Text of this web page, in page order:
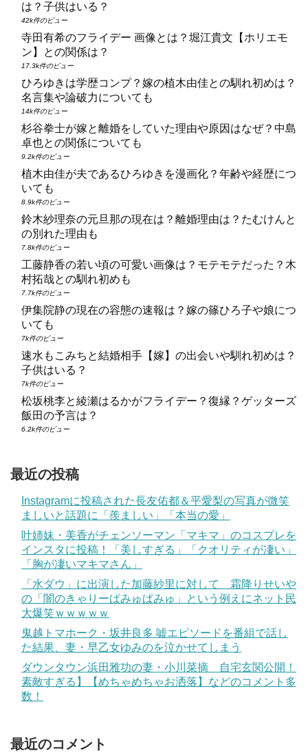
は？子供はいる？
42k件のビュー
寺田有希のフライデー 画像とは？堀江貴文【ホリエモ
ン】との関係は？
17.3k件のビュー
ひろゆきは学歴コンプ？嫁の植木由佳との馴れ初めは？
名言集や論破力についても
14k件のビュー
杉谷拳士が嫁と離婚をしていた理由や原因はなぜ？中島
卓也との関係についても
9.2k件のビュー
植木由佳が夫であるひろゆきを漫画化？年齢や経歴につ
いても
8.9k件のビュー
鈴木紗理奈の元旦那の現在は？離婚理由は？たむけんと
の別れた理由も
7.8k件のビュー
工藤静香の若い頃の可愛い画像は？モテモテだった？木
村拓哉との馴れ初めも
7.7k件のビュー
伊集院静の現在の容態の速報は？嫁の篠ひろ子や娘につ
いても
7k件のビュー
速水もこみちと結婚相手【嫁】の出会いや馴れ初めは？
子供はいる？
7k件のビュー
松坂桃李と綾瀬はるかがフライデー？復縁？ゲッターズ
飯田の予言は？
6.2k件のビュー
最近の投稿
Instagramに投稿された長友佑都＆平愛梨の写真が微笑
ましいと話題に「羨ましい」「本当の愛」
叶姉妹・美香がチェンソーマン「マキマ」のコスプレを
インスタに投稿！「美しすぎる」「クオリティが凄い」
「胸が凄いマキマさん」
「水ダウ」に出演した加藤紗里に対して 霜降りせいや
の「闇のきゃりーぱみゅぱみゅ」という例えにネット民
大爆笑ｗｗｗｗｗ
鬼越トマホーク・坂井良多 嘘エピソードを番組で話し
た結果、妻・早乙女ゆみのを泣かせてしまう
ダウンタウン浜田雅功の妻・小川菜摘 自宅玄関公開！
素敵すぎる】【めちゃめちゃお洒落】などのコメント多
数！
最近のコメント